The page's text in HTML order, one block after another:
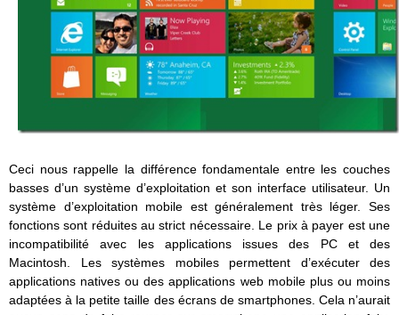
Ceci nous rappelle la différence fondamentale entre les couches
basses d’un système d’exploitation et son interface utilisateur. Un
système d’exploitation mobile est généralement très léger. Ses
fonctions sont réduites au strict nécessaire. Le prix à payer est une
incompatibilité avec les applications issues des PC et des
Macintosh. Les systèmes mobiles permettent d’exécuter des
applications natives ou des applications web mobile plus ou moins
adaptées à la petite taille des écrans de smartphones. Cela n’aurait